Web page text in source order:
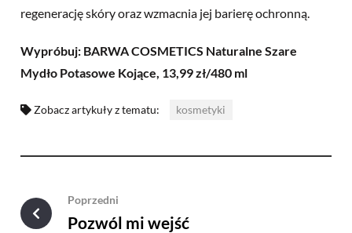
regenerację skóry oraz wzmacnia jej barierę ochronną.
Wypróbuj: BARWA COSMETICS Naturalne Szare
Mydło Potasowe Kojące, 13,99 zł/480 ml
Zobacz artykuły z tematu: kosmetyki
Poprzedni
Pozwól mi wejść